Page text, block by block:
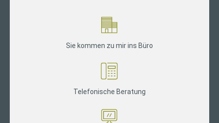
Sie kommen zu mir ins Büro
Telefonische Beratung